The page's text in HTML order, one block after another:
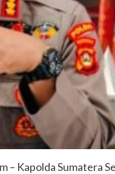
– Kapolda Sumatera